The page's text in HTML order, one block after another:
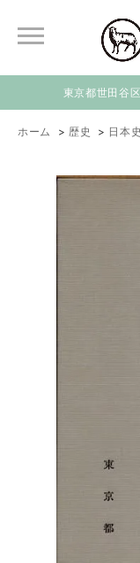
東京都世田谷
ホーム > 歴史 > 日本史